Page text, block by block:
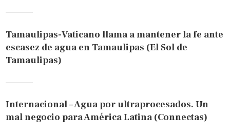
Tamaulipas-Vaticano llama a mantener la fe ante
escasez de agua en Tamaulipas (El Sol de
Tamaulipas)
Internacional – Agua por ultraprocesados. Un
mal negocio para América Latina (Connectas)